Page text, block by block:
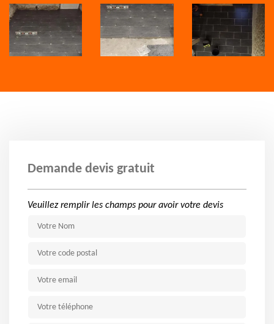
Demande devis gratuit
Veuillez remplir les champs pour avoir votre devis